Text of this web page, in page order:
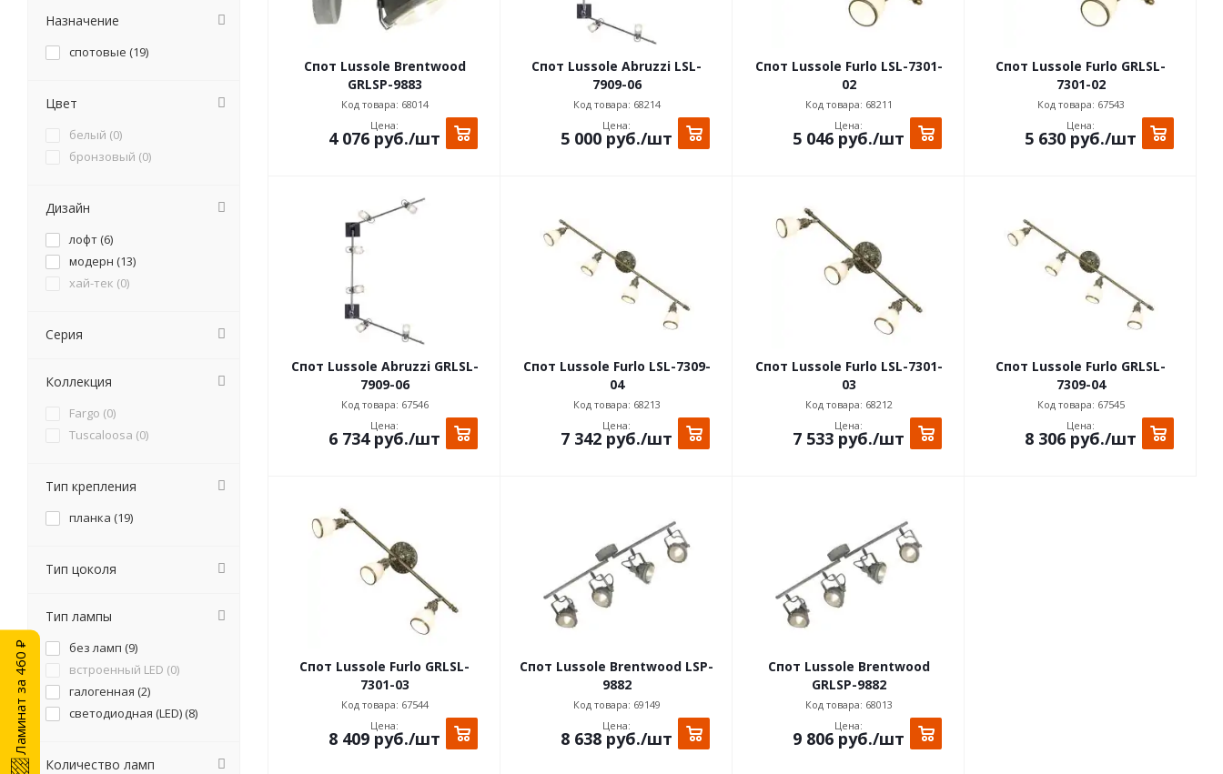
Спот Lussole Brentwood
GRLSP-9883
Код товара: 68014
Цена:
4 076 руб./шт
Спот Lussole Abruzzi LSL-
7909-06
Код товара: 68214
Цена:
5 000 руб./шт
Спот Lussole Furlo LSL-7301-
02
Код товара: 68211
Цена:
5 046 руб./шт
Спот Lussole Furlo GRLSL-
7301-02
Код товара: 67543
Цена:
5 630 руб./шт
Спот Lussole Abruzzi GRLSL-
7909-06
Код товара: 67546
Цена:
6 734руб./шт
Спот Lussole Furlo LSL-7309-
04
Код товара: 68213
Цена:
7 342 руб./шт
Спот Lussole Furlo LSL-7301-
03
Код товара: 68212
Цена:
7 533 руб./шт
Спот Lussole Furlo GRLSL-
7309-04
Код товара: 67545
Цена:
8 306 руб./шт
Спот Lussole Furlo GRLSL-
7301-03
Код товара: 67544
Цена:
8 409 руб./шт
Спот Lussole Brentwood LSP-
9882
Код товара: 69149
Цена:
8 638 руб./шт
Спот Lussole Brentwood
GRLSP-9882
Код товара: 68013
Цена:
9 806 руб./шт
Назначение
спотовые (19)
Цвет
белый (0)
бронзовый (0)
Дизайн
лофт (6)
модерн (13)
хай-тек (0)
Серия
Коллекция
Fargo (0)
Tuscaloosa (0)
Тип крепления
планка (19)
Тип цоколя
Тип лампы
без ламп (9)
встроенный LED (0)
галогенная (2)
светодиодная (LED) (8)
Количество ламп
Ламинат за 460 ₽